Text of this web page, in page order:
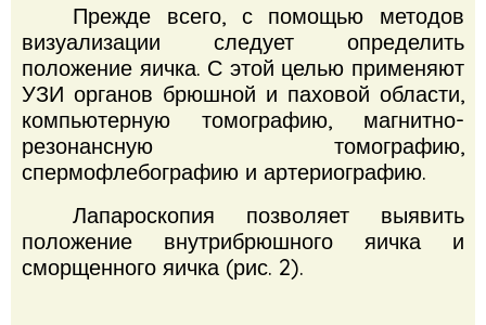
Прежде всего, с помощью методов
визуализации следует определить
положение яичка. С этой целью применяют
УЗИ органов брюшной и паховой области,
компьютерную томографию, магнитно-
резонансную томографию,
спермофлебографию и артериографию.
Лапароскопия позволяет выявить
положение внутрибрюшного яичка и
сморщенного яичка (рис. 2).